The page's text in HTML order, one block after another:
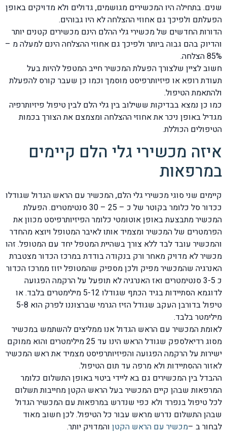
שנים. בתחילה היו המכשירים מגושמים, גדולים ולא מדויקים באופן
הפעלתם ולפיכך גם אחוזי ההצלחה לא היו גבוהים.
הדורות החדשים של מכשירי גלי ההלם הינם מכשירים קטנים יותר
והדיוק בהם גבוה ביותר ולפיכך גם אחוזי ההצלחה הינם למעלה מ –
85% הצלחה.
חשוב לציין שלצורך הפעלת המכשיר חייב המטפל להיות בעל
תעודת רופא או פיזיותרפיסט מוסמך וכמו כן שעבר קורס להפעלת
ולהתאמת הטיפול.
כמו כן נמצא בבדיקות ששילוב בין גלי הלם לבין טיפול פיזיותרפיה
מגדיל באופן ניכר את אחוזי ההצלחה ומצמצם את הצורך בכמות
הטיפולים הכוללת.
איזה מכשירי גלי הלם קיימים
במרפאות
קיימים שני סוגי מכשירי גלי הלם, המכשיר עם הראש הגדול שגודלו
ככדור סל כלומר בקוטר של כ – 25 – 30 סנטימטרים. הפעלת
המכשיר מתבצעת באופן אוטומטי כלומר הפיזיותרפיסט מכוון את
הפרמטרים של המכשיר ומצמיד אותו לאיבר המטופל ויוצא מהחדר
והמכשיר עובד לבד ללא צורך בשהיית המטפל יחד עם המטופל. זהו
מכשיר לא מדויק מאחר ורק בנקודה בודדת במרכז הכדור מצטברת
האנרגיה שהמכשיר מפיק ולכן מספיק שהמטופל יזוז ממרכז הכדור
כ 3-5 סנטימטרים ואז האנרגיה לא תופעל על הרקמה הפגועה
לדוגמא הסתיידות בגיד הכתף שגודלו 5-12 מילימטרים בלבד. או
טיפול בדורבן העקב שגודל הזיז הגרמי שברצוננו לפרק הוא 5-8
מילימטר בלבד.
לאומת המכשיר עם הראש הגדול אנו ממליצים להשתמש במכשיר
מסוג רדיאלספק שגודל הראש הינו עד 25 מילימטרים והוא ממוקם
ישירות על הרקמה הפגועה והפיזיותרפיסט מצמיד את ראש המכשיר
לאזור ההסתיידות ולא מרפה עד תום הטיפול.
ההבדל בין המכשירים גם בא ליידי ביטוי באופן התשלום כלומר
המרפאות שבהן קיים המכשיר בעל הראש הקטן מחייבות תשלום
לכל טיפול בנפרד ולא כפי שנדרש במרפאות עם המכשיר הגדול
שבהן התשלום נדרש מראש עבור כל הטיפול. לכן חשוב מאוד
לבחור ב –מכשיר עם הראש הקטן והמדויק יותר.